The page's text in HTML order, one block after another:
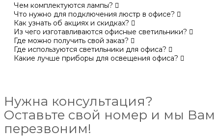
Чем комплектуются лампы?
Что нужно для подключения люстр в офисе?
Как узнать об акциях и скидках?
Из чего изготавливаются офисные светильники?
Где можно получить свой заказ?
Где используются светильники для офиса?
Какие лучше приборы для освещения офиса?
Нужна консультация?
Оставьте свой номер и мы Вам
перезвоним!